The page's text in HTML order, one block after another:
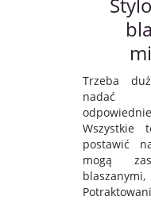
Trzeba
nadać
Wszystkie
postawić
mogą